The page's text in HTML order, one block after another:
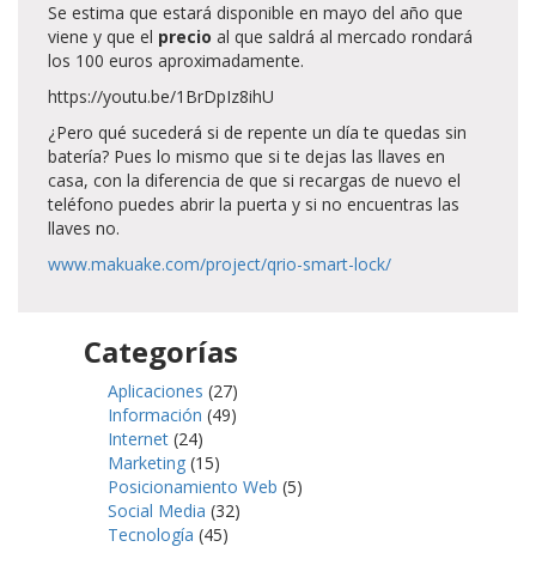
Se estima que estará disponible en mayo del año que
viene y que el precio al que saldrá al mercado rondará
los 100 euros aproximadamente.
https://youtu.be/1BrDpIz8ihU
¿Pero qué sucederá si de repente un día te quedas sin
batería? Pues lo mismo que si te dejas las llaves en
casa, con la diferencia de que si recargas de nuevo el
teléfono puedes abrir la puerta y si no encuentras las
llaves no.
www.makuake.com/project/qrio-smart-lock/
Categorías
Aplicaciones (27)
Información (49)
Internet (24)
Marketing (15)
Posicionamiento Web (5)
Social Media (32)
Tecnología (45)